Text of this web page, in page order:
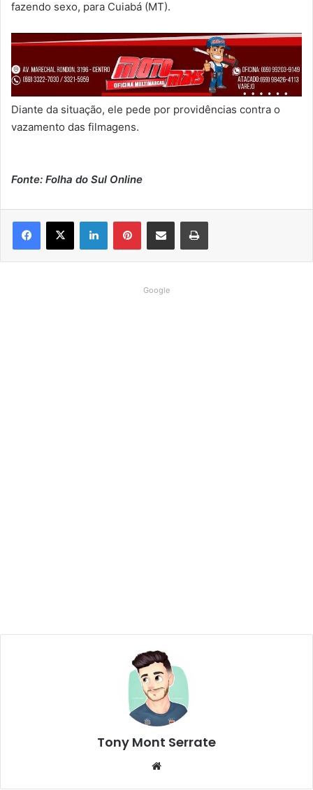
fazendo sexo, para Cuiabá (MT).
Diante da situação, ele pede por providências contra o
vazamento das filmagens.
Fonte: Folha do Sul Online
Google
Tony Mont Serrate